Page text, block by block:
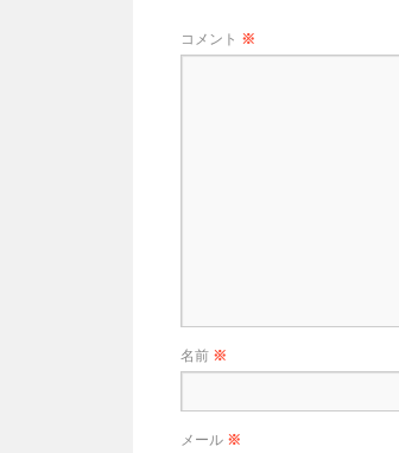
コメント ※
名前 ※
メール ※